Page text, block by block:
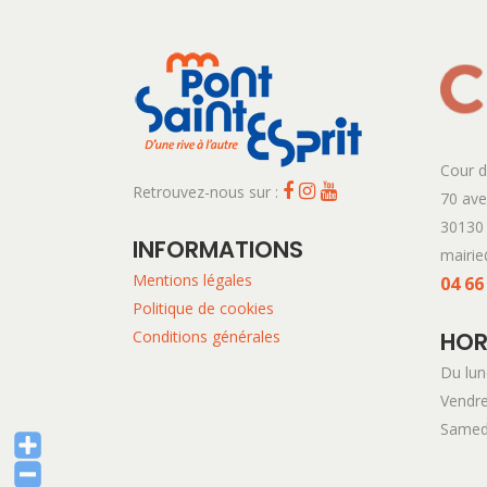
Retrouvez-nous sur :
INFORMATIONS
Mentions légales
Politique de cookies
Conditions générales
Cour
70
04
Du